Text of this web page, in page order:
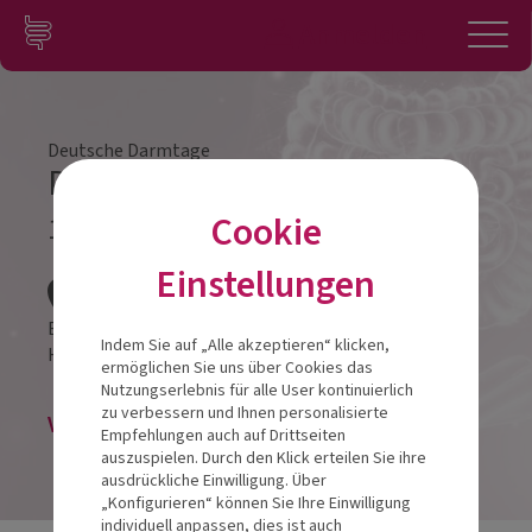
Zum Inhalt springen
Konto
Deutsche Darmtage
Darmtag Gießen 2022
17.09.2022
Best Western Plus Hotel Steinsgarten
Hein-Heckroth-Straße 2035390Gießen
Veranstaltung abgesagt
Cookie
Einstellungen
Indem Sie auf „Alle akzeptieren“ klicken,
ermöglichen Sie uns über Cookies das
Nutzungserlebnis für alle User kontinuierlich
zu verbessern und Ihnen personalisierte
Empfehlungen auch auf Drittseiten
auszuspielen. Durch den Klick erteilen Sie ihre
ausdrückliche Einwilligung. Über
„Konfigurieren“ können Sie Ihre Einwilligung
individuell anpassen, dies ist auch